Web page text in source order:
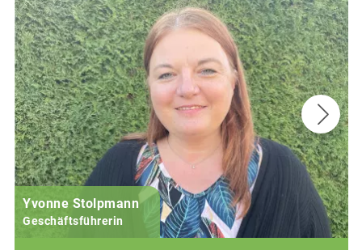
Yvonne Stolpmann
Geschäftsführerin